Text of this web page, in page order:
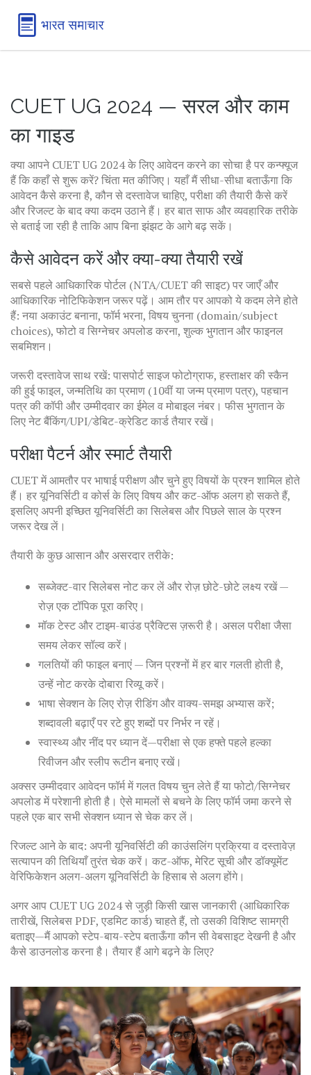
CUET UG 2024 — सरल और काम
का गाइड
क्या आपने CUET UG 2024 के लिए आवेदन करने का सोचा है पर कन्फ्यूज
हैं कि कहाँ से शुरू करें? चिंता मत कीजिए। यहाँ मैं सीधा-सीधा बताऊँगा कि
आवेदन कैसे करना है, कौन से दस्तावेज चाहिए, परीक्षा की तैयारी कैसे करें
और रिजल्ट के बाद क्या कदम उठाने हैं। हर बात साफ और व्यवहारिक तरीके
से बताई जा रही है ताकि आप बिना झंझट के आगे बढ़ सकें।
कैसे आवेदन करें और क्या-क्या तैयारी रखें
सबसे पहले आधिकारिक पोर्टल (NTA/CUET की साइट) पर जाएँ और
आधिकारिक नोटिफिकेशन जरूर पढ़ें। आम तौर पर आपको ये कदम लेने होते
हैं: नया अकाउंट बनाना, फॉर्म भरना, विषय चुनना (domain/subject
choices), फोटो व सिग्नेचर अपलोड करना, शुल्क भुगतान और फाइनल
सबमिशन।
जरूरी दस्तावेज साथ रखें: पासपोर्ट साइज फोटोग्राफ, हस्ताक्षर की स्कैन
की हुई फाइल, जन्मतिथि का प्रमाण (10वीं या जन्म प्रमाण पत्र), पहचान
पत्र की कॉपी और उम्मीदवार का ईमेल व मोबाइल नंबर। फीस भुगतान के
लिए नेट बैंकिंग/UPI/डेबिट-क्रेडिट कार्ड तैयार रखें।
परीक्षा पैटर्न और स्मार्ट तैयारी
CUET में आमतौर पर भाषाई परीक्षण और चुने हुए विषयों के प्रश्न शामिल होते
हैं। हर यूनिवर्सिटी व कोर्स के लिए विषय और कट-ऑफ अलग हो सकते हैं,
इसलिए अपनी इच्छित यूनिवर्सिटी का सिलेबस और पिछले साल के प्रश्न
जरूर देख लें।
तैयारी के कुछ आसान और असरदार तरीके:
सब्जेक्ट-वार सिलेबस नोट कर लें और रोज़ छोटे-छोटे लक्ष्य रखें —
रोज़ एक टॉपिक पूरा करिए।
मॉक टेस्ट और टाइम-बाउंड प्रैक्टिस ज़रूरी है। असल परीक्षा जैसा
समय लेकर सॉल्व करें।
गलतियों की फाइल बनाएं — जिन प्रश्नों में हर बार गलती होती है,
उन्हें नोट करके दोबारा रिव्यू करें।
भाषा सेक्शन के लिए रोज़ रीडिंग और वाक्य-समझ अभ्यास करें;
शब्दावली बढ़ाएँ पर रटे हुए शब्दों पर निर्भर न रहें।
स्वास्थ्य और नींद पर ध्यान दें—परीक्षा से एक हफ्ते पहले हल्का
रिवीजन और स्लीप रूटीन बनाए रखें।
अक्सर उम्मीदवार आवेदन फॉर्म में गलत विषय चुन लेते हैं या फोटो/सिग्नेचर
अपलोड में परेशानी होती है। ऐसे मामलों से बचने के लिए फॉर्म जमा करने से
पहले एक बार सभी सेक्शन ध्यान से चेक कर लें।
रिजल्ट आने के बाद: अपनी यूनिवर्सिटी की काउंसलिंग प्रक्रिया व दस्तावेज़
सत्यापन की तिथियाँ तुरंत चेक करें। कट-ऑफ, मेरिट सूची और डॉक्यूमेंट
वेरिफिकेशन अलग-अलग यूनिवर्सिटी के हिसाब से अलग होंगे।
अगर आप CUET UG 2024 से जुड़ी किसी खास जानकारी (आधिकारिक
तारीखें, सिलेबस PDF, एडमिट कार्ड) चाहते हैं, तो उसकी विशिष्ट सामग्री
बताइए—मैं आपको स्टेप-बाय-स्टेप बताऊँगा कौन सी वेबसाइट देखनी है और
कैसे डाउनलोड करना है। तैयार हैं आगे बढ़ने के लिए?